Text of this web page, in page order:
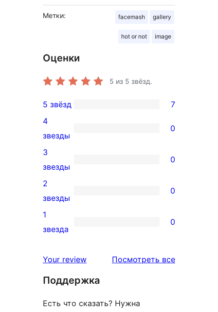
Метки: facemash gallery
hot or not image
Оценки
5 из 5 звёзд.
7
5-
звездный
отзыв
5 звёзд 7
0
4-
звездный
отзыв
4
звезды
0
0
3-
звездный
отзыв
3
звезды
0
0
2-
звездный
2
звезды
0
0
звездный
1
звезда
0
Your review Посмотреть всеотзывы
Поддержка
Есть что сказать? Нужна